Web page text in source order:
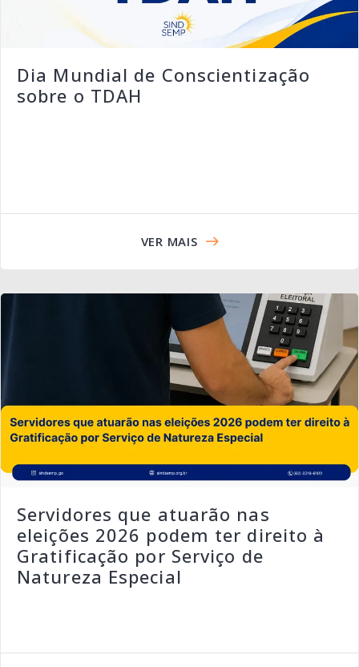
Dia Mundial de Conscientização
sobre o TDAH
VER MAIS
Servidores que atuarão nas
eleições 2026 podem ter direito à
Gratificação por Serviço de
Natureza Especial